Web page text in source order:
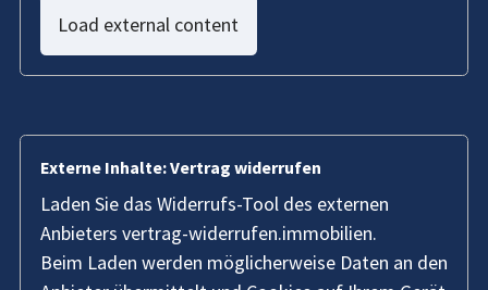
Load external content
Externe Inhalte: Vertrag widerrufen
Laden Sie das Widerrufs-Tool des externen
Anbieters vertrag-widerrufen.immobilien.
Beim Laden werden möglicherweise Daten an den